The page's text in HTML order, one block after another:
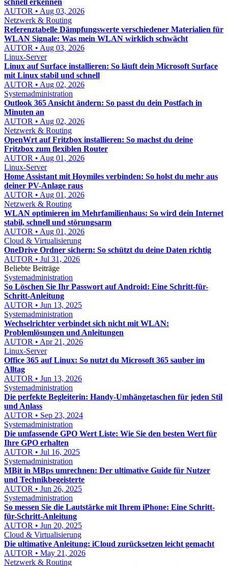
schnell erkennen
AUTOR • Aug 03, 2026
Netzwerk & Routing
Referenztabelle Dämpfungswerte verschiedener Materialien für
WLAN Signale: Was mein WLAN wirklich schwächt
AUTOR • Aug 03, 2026
Linux-Server
Linux auf Surface installieren: So läuft dein Microsoft Surface
mit Linux stabil und schnell
AUTOR • Aug 02, 2026
Systemadministration
Outlook 365 Ansicht ändern: So passt du dein Postfach in
Minuten an
AUTOR • Aug 02, 2026
Netzwerk & Routing
OpenWrt auf Fritzbox installieren: So machst du deine
Fritzbox zum flexiblen Router
AUTOR • Aug 01, 2026
Linux-Server
Home Assistant mit Hoymiles verbinden: So holst du mehr aus
deiner PV-Anlage raus
AUTOR • Aug 01, 2026
Netzwerk & Routing
WLAN optimieren im Mehrfamilienhaus: So wird dein Internet
stabil, schnell und störungsarm
AUTOR • Aug 01, 2026
Cloud & Virtualisierung
OneDrive Ordner sichern: So schützt du deine Daten richtig
AUTOR • Jul 31, 2026
Beliebte Beiträge
Systemadministration
So Löschen Sie Ihr Passwort auf Android: Eine Schritt-für-
Schritt-Anleitung
AUTOR • Jun 13, 2025
Systemadministration
Wechselrichter verbindet sich nicht mit WLAN:
Problemlösungen und Anleitungen
AUTOR • Apr 21, 2026
Linux-Server
Office 365 auf Linux: So nutzt du Microsoft 365 sauber im
Alltag
AUTOR • Jun 13, 2026
Systemadministration
Die perfekte Begleiterin: Handy-Umhängetaschen für jeden Stil
und Anlass
AUTOR • Sep 23, 2024
Systemadministration
Die umfassende GPO Wert Liste: Wie Sie den besten Wert für
Ihre GPO erhalten
AUTOR • Jul 16, 2025
Systemadministration
MBit in MBps umrechnen: Der ultimative Guide für Nutzer
und Technikbegeisterte
AUTOR • Jun 26, 2025
Systemadministration
So messen Sie die Lautstärke mit Ihrem iPhone: Eine Schritt-
für-Schritt-Anleitung
AUTOR • Jun 20, 2025
Cloud & Virtualisierung
Die ultimative Anleitung: iCloud zurücksetzen leicht gemacht
AUTOR • May 21, 2026
Netzwerk & Routing